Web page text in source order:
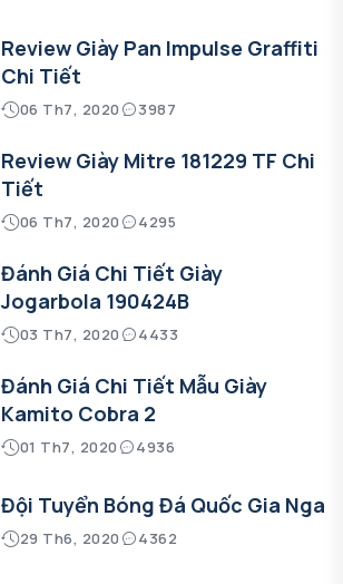
Review Giày Pan Impulse Graffiti
Chi Tiết
06 Th7, 2020 3987
Review Giày Mitre 181229 TF Chi
Tiết
06 Th7, 2020 4295
Đánh Giá Chi Tiết Giày
Jogarbola 190424B
03 Th7, 2020 4433
Đánh Giá Chi Tiết Mẫu Giày
Kamito Cobra 2
01 Th7, 2020 4936
Đội Tuyển Bóng Đá Quốc Gia Nga
29 Th6, 2020 4362